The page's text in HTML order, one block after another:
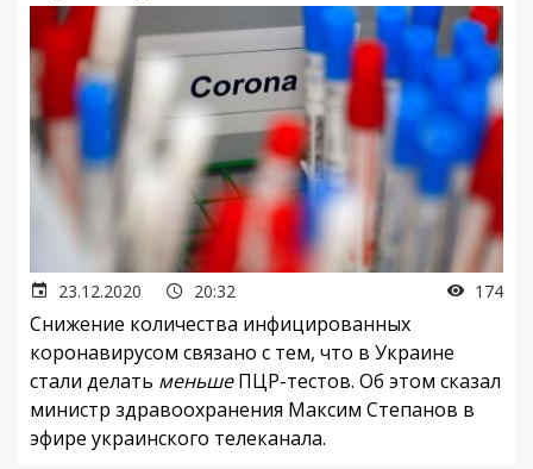
23.12.2020 20:32 174
Снижение количества инфицированных
коронавирусом связано с тем, что в Украине
стали делать меньшеПЦР-тестов. Об этом сказал
министр здравоохранения Максим Степанов в
эфире украинского телеканала.